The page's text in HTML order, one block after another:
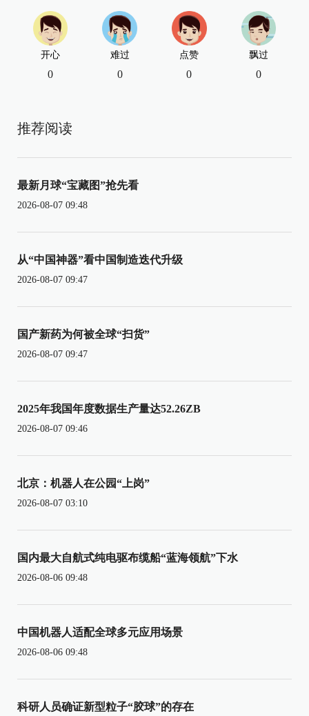
开心
0
难过
0
点赞
0
飘过
0
推荐阅读
最新月球“宝藏图”抢先看
2026-08-07 09:48
从“中国神器”看中国制造迭代升级
2026-08-07 09:47
国产新药为何被全球“扫货”
2026-08-07 09:47
2025年我国年度数据生产量达52.26ZB
2026-08-07 09:46
北京：机器人在公园“上岗”
2026-08-07 03:10
国内最大自航式纯电驱布缆船“蓝海领航”下水
2026-08-06 09:48
中国机器人适配全球多元应用场景
2026-08-06 09:48
科研人员确证新型粒子“胶球”的存在